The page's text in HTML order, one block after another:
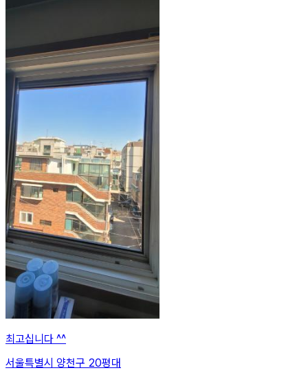
최고십니다 ^^
서울특별시 양천구 20평대